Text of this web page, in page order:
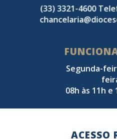
(33) 3321-4600
Segunda-
08h às 11h e
ACESSO